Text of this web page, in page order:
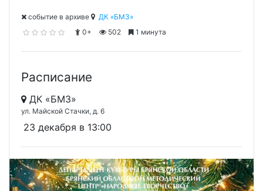
cобытие в архиве
ДК «БМЗ»
0+
502 1 минута
Расписание
ДК «БМЗ»
ул. Майской Стачки, д. 6
23 декабря в 13:00